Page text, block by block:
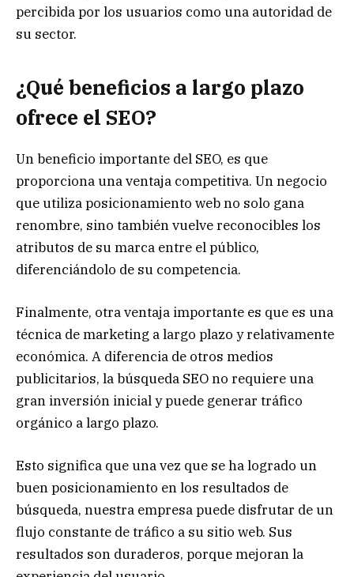
percibida por los usuarios como una autoridad de
su sector.
¿Qué beneficios a largo plazo
ofrece el SEO?
Un beneficio importante del SEO, es que
proporciona una ventaja competitiva. Un negocio
que utiliza posicionamiento web no solo gana
renombre, sino también vuelve reconocibles los
atributos de su marca entre el público,
diferenciándolo de su competencia.
Finalmente, otra ventaja importante es que es una
técnica de marketing a largo plazo y relativamente
económica. A diferencia de otros medios
publicitarios, la búsqueda SEO no requiere una
gran inversión inicial y puede generar tráfico
orgánico a largo plazo.
Esto significa que una vez que se ha logrado un
buen posicionamiento en los resultados de
búsqueda, nuestra empresa puede disfrutar de un
flujo constante de tráfico a su sitio web. Sus
resultados son duraderos, porque mejoran la